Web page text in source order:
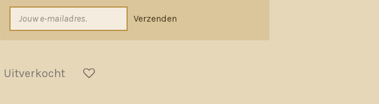
Verzenden
Uitverkocht